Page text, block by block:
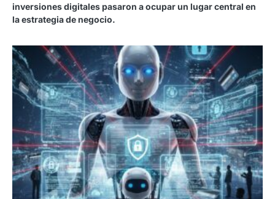
inversiones digitales pasaron a ocupar un lugar central en
la estrategia de negocio.